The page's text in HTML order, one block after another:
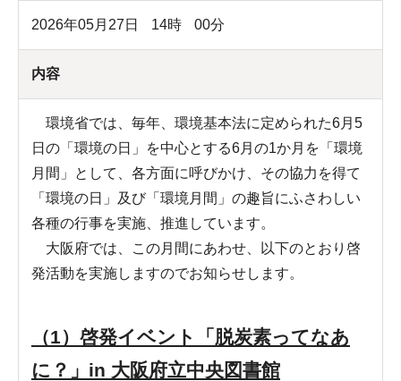
2026年05月27日 14時 00分
内容
環境省では、毎年、環境基本法に定められた6月5
日の「環境の日」を中心とする6月の1か月を「環境
月間」として、各方面に呼びかけ、その協力を得て
「環境の日」及び「環境月間」の趣旨にふさわしい
各種の行事を実施、推進しています。
大阪府では、この月間にあわせ、以下のとおり啓
発活動を実施しますのでお知らせします。
（1）啓発イベント「脱炭素ってなあ
に？」in 大阪府立中央図書館